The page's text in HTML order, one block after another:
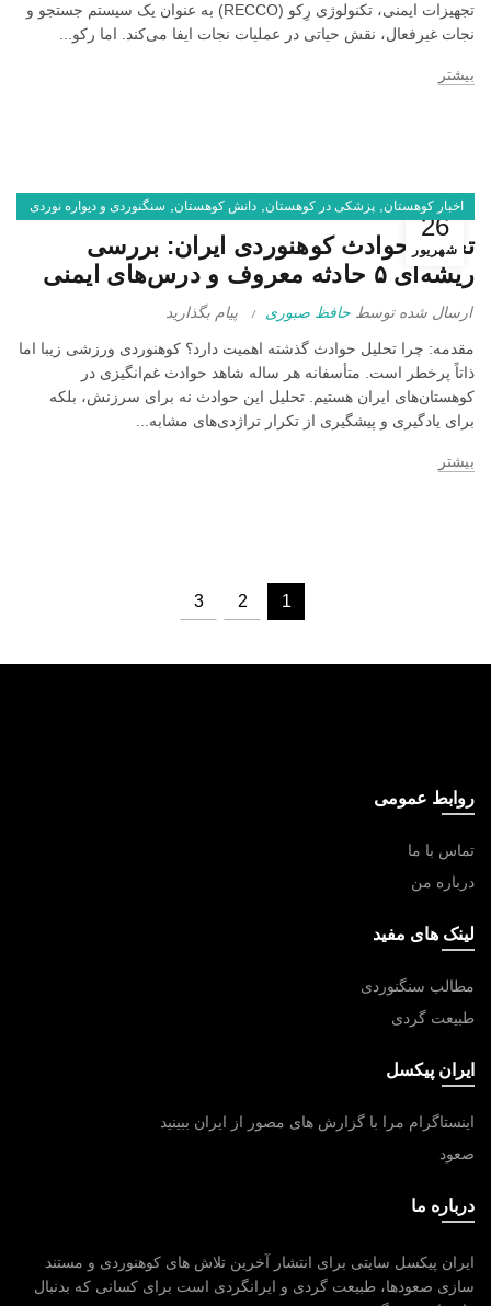
تجهیزات ایمنی، تکنولوژی رِکو (RECCO) به عنوان یک سیستم جستجو و
نجات غیرفعال، نقش حیاتی در عملیات نجات ایفا می‌کند. اما رکو...
بیشتر
26
شهریور
اخبار کوهستان پزشکی در کوهستان دانش کوهستان سنگنوردی و دیواره نوردی
صعود به قلل ,کوهنوردی
تحلیل حوادث کوهنوردی ایران: بررسی
ریشه‌ای ۵ حادثه معروف و درس‌های ایمنی
ارسال شده توسط حافظ صبوری پیام بگذارید
مقدمه: چرا تحلیل حوادث گذشته اهمیت دارد؟ کوهنوردی ورزشی زیبا اما
ذاتاً پرخطر است. متأسفانه هر ساله شاهد حوادث غم‌انگیزی در
کوهستان‌های ایران هستیم. تحلیل این حوادث نه برای سرزنش، بلکه
برای یادگیری و پیشگیری از تکرار تراژدی‌های مشابه...
بیشتر
1
2
3
روابط عمومی
تماس با ما
درباره من
لینک های مفید
مطالب سنگنوردی
طبیعت گردی
ایران پیکسل
اینستاگرام مرا با گزارش های مصور از ایران ببینید
صعود
درباره ما
ایران پیکسل سایتی برای انتشار آخرین تلاش های کوهنوردی و مستند
سازی صعودها، طبیعت گردی و ایرانگردی است برای کسانی که بدنبال